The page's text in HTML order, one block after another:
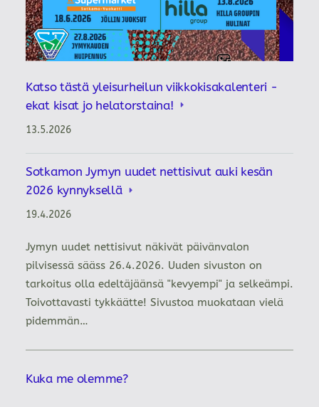
Katso tästä yleisurheilun viikkokisakalenteri -
ekat kisat jo helatorstaina!
13.5.2026
Sotkamon Jymyn uudet nettisivut auki kesän
2026 kynnyksellä
19.4.2026
Jymyn uudet nettisivut näkivät päivänvalon
pilvisessä sääss 26.4.2026. Uuden sivuston on
tarkoitus olla edeltäjäänsä "kevyempi" ja selkeämpi.
Toivottavasti tykkäätte! Sivustoa muokataan vielä
pidemmän…
Kuka me olemme?